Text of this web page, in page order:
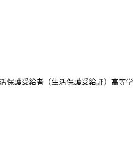
保護受給者（生活保護受給証）高等